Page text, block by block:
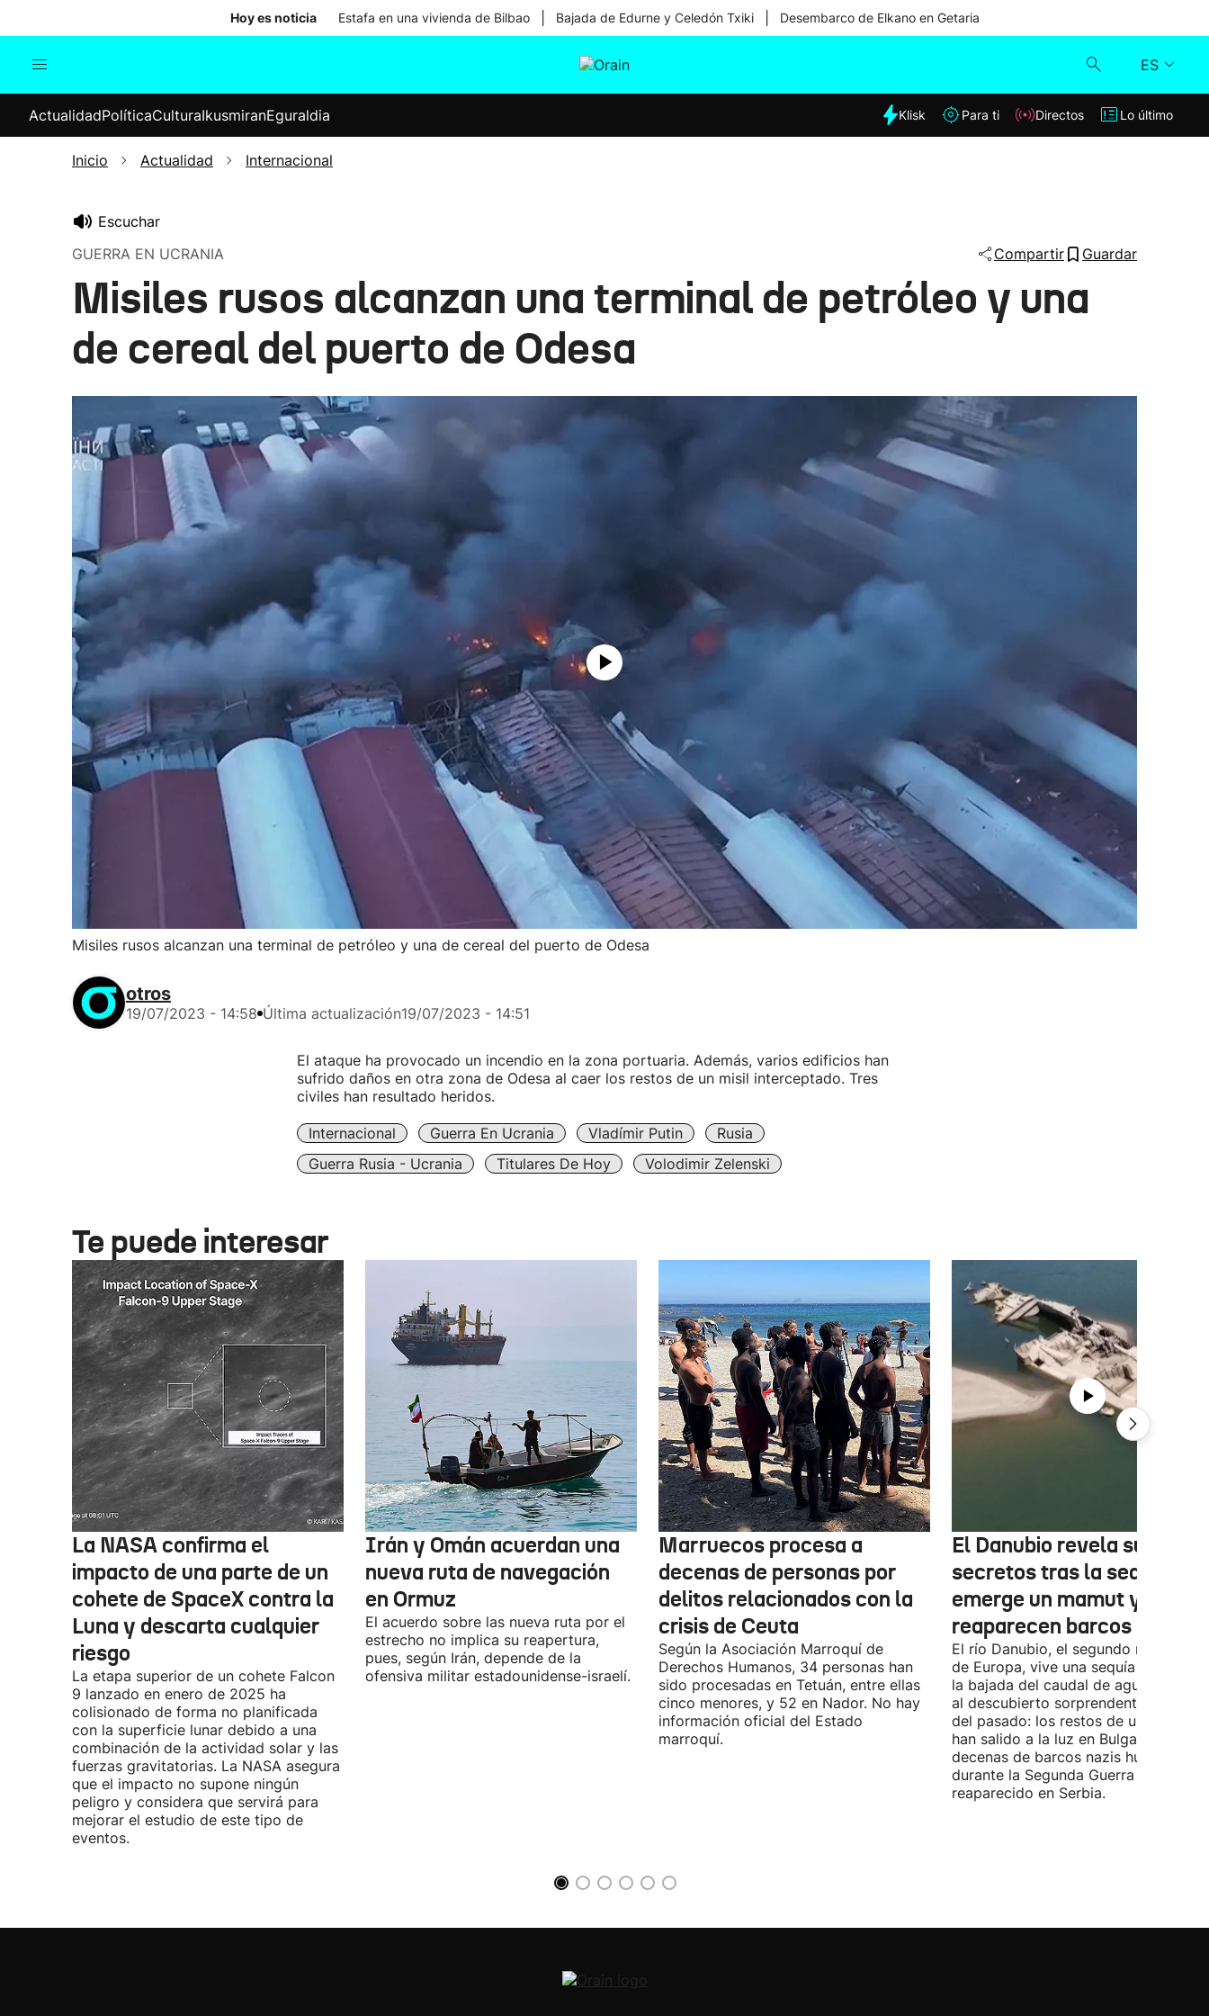
Hoy es noticia Estafa en una vivienda de Bilbao Bajada de Edurne y Celedón Txiki Desembarco de Elkano en Getaria
ES
Internacional
Elecciones
Klisk
ActualidadPolíticaCulturaIkusmiranEguraldia Klisk Para ti Directos Lo último
Inicio Actualidad Internacional
Escuchar
GUERRA EN UCRANIA
Compartir Guardar
Misiles rusos alcanzan una terminal de petróleo y una
de cereal del puerto de Odesa
Misiles rusos alcanzan una terminal de petróleo y una de cereal del puerto de Odesa
otros
19/07/2023 - 14:58 Última actualización19/07/2023 - 14:51
El ataque ha provocado un incendio en la zona portuaria. Además, varios edificios han
sufrido daños en otra zona de Odesa al caer los restos de un misil interceptado. Tres
civiles han resultado heridos.
Internacional Guerra En Ucrania Vladímir Putin
Rusia
Guerra Rusia - Ucrania
Titulares De Hoy Volodimir Zelenski
Te puede interesar
La NASA confirma el
impacto de una parte de un
cohete de SpaceX contra la
Luna y descarta cualquier
riesgo
La etapa superior de un cohete Falcon
9 lanzado en enero de 2025 ha
colisionado de forma no planificada
con la superficie lunar debido a una
combinación de la actividad solar y las
fuerzas gravitatorias. La NASA asegura
que el impacto no supone ningún
peligro y considera que servirá para
mejorar el estudio de este tipo de
eventos.
Irán y Omán acuerdan una
nueva ruta de navegación
en Ormuz
El acuerdo sobre las nueva ruta por el
estrecho no implica su reapertura,
pues, según Irán, depende de la
ofensiva militar estadounidense-israelí.
Marruecos procesa a
decenas de personas por
delitos relacionados con la
crisis de Ceuta
Según la Asociación Marroquí de
Derechos Humanos, 34 personas han
sido procesadas en Tetuán, entre ellas
cinco menores, y 52 en Nador. No hay
información oficial del Estado
marroquí.
El Danubio revela sus
secretos tras la sequía:
emerge un mamut y
reaparecen barcos nazis
El río Danubio, el segundo más largo
de Europa, vive una sequía histórica
la bajada del caudal de agua ha
al descubierto sorprendentes
del pasado: los restos de un mamut
han salido a la luz en Bulgaria y
decenas de barcos nazis hundidos
durante la Segunda Guerra Mundial
reaparecido en Serbia.